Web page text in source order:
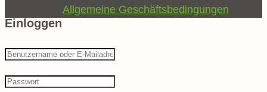
Allgemeine Geschäftsbedingungen
Einloggen